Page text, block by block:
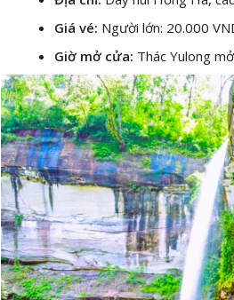
Giá vé: Người lớn: 20.000
Giờ mở cửa: Thác Yulong